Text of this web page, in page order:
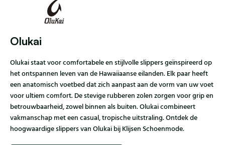
Olukai
Olukai staat voor comfortabele en stijlvolle slippers geïnspireerd op
het ontspannen leven van de Hawaiiaanse eilanden. Elk paar heeft
een anatomisch voetbed dat zich aanpast aan de vorm van uw voet
voor ultiem comfort. De stevige rubberen zolen zorgen voor grip en
betrouwbaarheid, zowel binnen als buiten. Olukai combineert
vakmanschap met een casual, tropische uitstraling. Ontdek de
hoogwaardige slippers van Olukai bij Klijsen Schoenmode.